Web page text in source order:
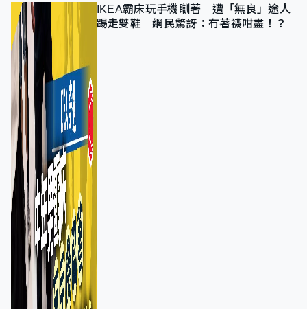
IKEA霸床玩手機瞓著 遭「無良」途人
踢走雙鞋 網民驚訝：冇著襪咁盡！？